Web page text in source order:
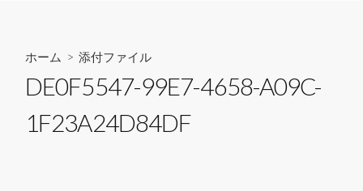
ホーム > 添付ファイル
DE0F5547-99E7-4658-A09C-
1F23A24D84DF